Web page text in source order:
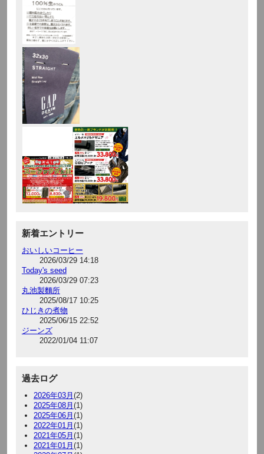
新着エントリー
おいしいコーヒー
2026/03/29 14:18
Today's seed
2026/03/29 07:23
丸池製麵所
2025/08/17 10:25
ひじきの煮物
2025/06/15 22:52
ジーンズ
2022/01/04 11:07
過去ログ
2026年03月(2)
2025年08月(1)
2025年06月(1)
2022年01月(1)
2021年05月(1)
2021年01月(1)